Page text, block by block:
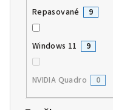
Repasované 9
Windows 11 9
NVIDIA Quadro 0